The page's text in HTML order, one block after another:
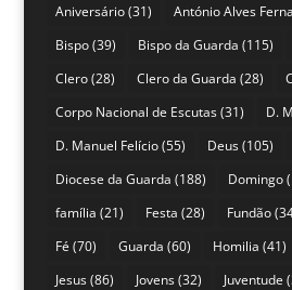
Aniversário(31) António Alves
Bispo(39) Bispo da Guarda (115)
Clero(28) Clero da Guarda (28)
Corpo Nacional de Escutas(31) D.
D. Manuel Felício(55) Deus(105)
Diocese da Guarda (188) Domingo
família (21) Festa (28) Fundão
Fé (70) Guarda (60) Homilia (41)
Jesus(86) Jovens(32) Juventude